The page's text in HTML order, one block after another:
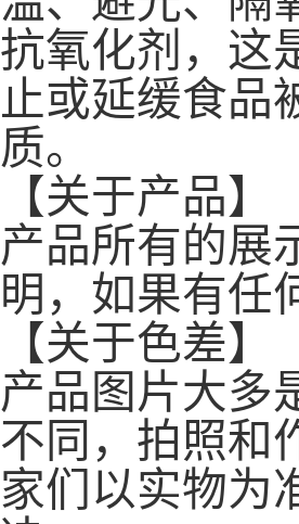
抗氧化剂，这
止或延缓食品
质。
【关于产品】
产品所有的展
明，如果有任
【关于色差】
产品图片大多
不同，拍照和
家们以实物为